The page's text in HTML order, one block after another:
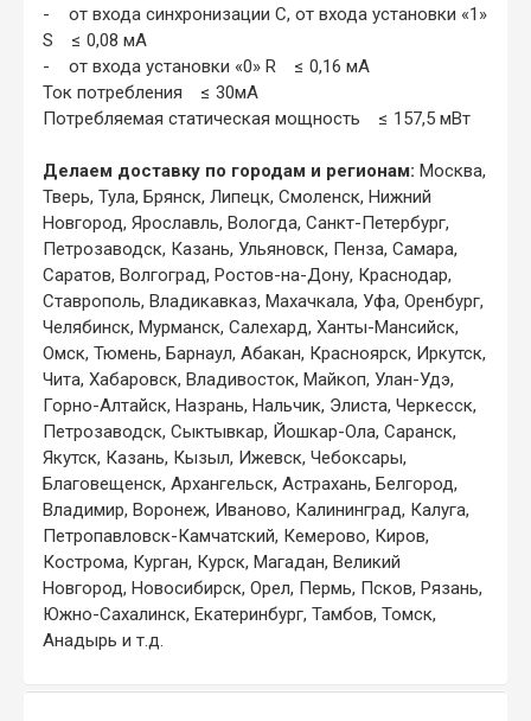
- от входа синхронизации С, от входа установки «1»
S ≤ 0,08 мА
- от входа установки «0» R ≤ 0,16 мА
Ток потребления ≤ 30мА
Потребляемая статическая мощность ≤ 157,5 мВт
Делаем доставку по городам и регионам: Москва,
Тверь, Тула, Брянск, Липецк, Смоленск, Нижний
Новгород, Ярославль, Вологда, Санкт-Петербург,
Петрозаводск, Казань, Ульяновск, Пенза, Самара,
Саратов, Волгоград, Ростов-на-Дону, Краснодар,
Ставрополь, Владикавказ, Махачкала, Уфа, Оренбург,
Челябинск, Мурманск, Салехард, Ханты-Мансийск,
Омск, Тюмень, Барнаул, Абакан, Красноярск, Иркутск,
Чита, Хабаровск, Владивосток, Майкоп, Улан-Удэ,
Горно-Алтайск, Назрань, Нальчик, Элиста, Черкесск,
Петрозаводск, Сыктывкар, Йошкар-Ола, Саранск,
Якутск, Казань, Кызыл, Ижевск, Чебоксары,
Благовещенск, Архангельск, Астрахань, Белгород,
Владимир, Воронеж, Иваново, Калининград, Калуга,
Петропавловск-Камчатский, Кемерово, Киров,
Кострома, Курган, Курск, Магадан, Великий
Новгород, Новосибирск, Орел, Пермь, Псков, Рязань,
Южно-Сахалинск, Екатеринбург, Тамбов, Томск,
Анадырь и т.д.